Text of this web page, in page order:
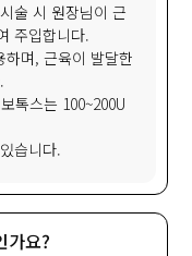
술 시 원장님이 근
주입합니다.
하며, 근육이 발달한
톡스는 100~200U
습니다.
가요?